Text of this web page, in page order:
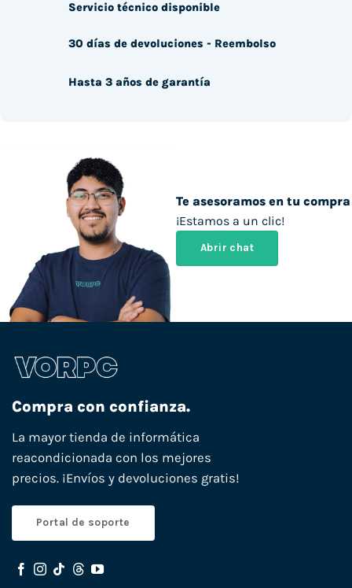
Te asesoramos en tu compra
¡Estamos a un clic!
Abrir chat
Servicio técnico disponible
30 días de devoluciones - Reembolso
Hasta 3 años de garantía
Compra con confianza.
La mayor tienda de informática
reacondicionada con los mejores
precios. ¡Envíos y devoluciones gratis!
Portal de soporte